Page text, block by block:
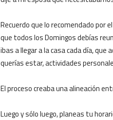
Recuerdo que lo recomendado por
que todos los Domingos debías
ibas a llegar a la casa cada día,
querías estar, actividades
El proceso creaba una alineación
Luego y sólo luego, planeas tu